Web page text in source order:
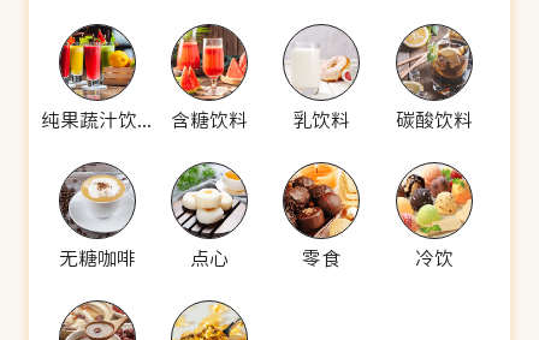
纯果蔬汁饮料 含糖饮料 乳饮料 碳酸饮料
无糖咖啡 点心 零食 冷饮